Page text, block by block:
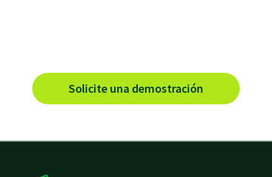
Solicite una demostración